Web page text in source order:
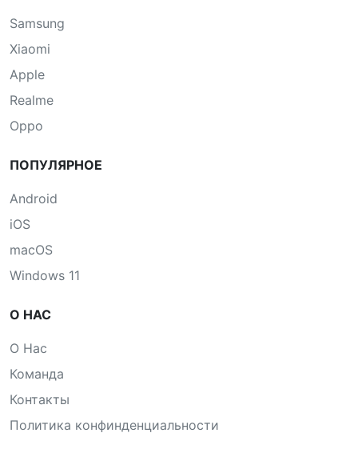
Samsung
Xiaomi
Apple
Realme
Oppo
ПОПУЛЯРНОЕ
Android
iOS
macOS
Windows 11
О НАС
О Нас
Команда
Контакты
Политика конфинденциальности